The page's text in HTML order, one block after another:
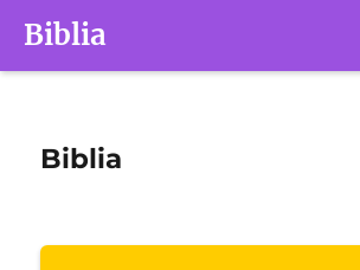
Biblia
Biblia